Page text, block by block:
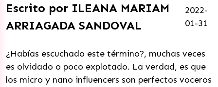
Escrito por ILEANA MARIAM
ARRIAGADA SANDOVAL
2022-
01-31
¿Habías escuchado este término?, muchas veces
es olvidado o poco explotado. La verdad, es que
los micro y nano influencers son perfectos voceros